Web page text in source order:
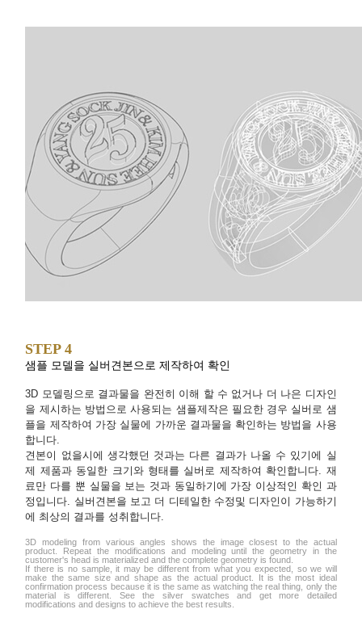
STEP 4
샘플 모델을 실버견본으로 제작하여 확인
3D 모델링으로 결과물을 완전히 이해 할 수 없거나 더 나은 디자인
을 제시하는 방법으로 사용되는 샘플제작은 필요한 경우 실버로 샘
플을 제작하여 가장 실물에 가까운 결과물을 확인하는 방법을 사용
합니다.
견본이 없을시에 생각했던 것과는 다른 결과가 나올 수 있기에 실
제 제품과 동일한 크기와 형태를 실버로 제작하여 확인합니다. 재
료만 다를 뿐 실물을 보는 것과 동일하기에 가장 이상적인 확인 과
정입니다. 실버견본을 보고 더 디테일한 수정및 디자인이 가능하기
에 최상의 결과를 성취합니다.
3D modeling from various angles shows the image closest to the actual
product. Repeat the modifications and modeling until the geometry in the
customer's head is materialized and the complete geometry is found.
If there is no sample, it may be different from what you expected, so we will
make the same size and shape as the actual product. It is the most ideal
confirmation process because it is the same as watching the real thing, only the
material is different. See the silver swatches and get more detailed
modifications and designs to achieve the best results.